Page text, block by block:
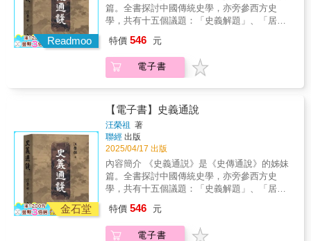
流長的古老共同體，而是透過各種文化符號、
歷史敘事、政治操作而被建構出來的。我們現
在看到的各民族歷史，都是在民族發明已經成
所以不可避免會忽略大量史料，轉而強調另一
批史料，透過重新改造比例感，為未來的人塑
造認知格局。在本書中，劉仲敬宏觀又犀利地
回答了鄉民各式各樣的提問，你會因此了解歷
史上的民族發明家是由哪些人組成，他們如何
找出形式，將「原材料」創造成「共同體」；
表面上如何製造意識形態與政治組織，實質上
又如何在關鍵時刻找到對的人來保衛社區。你
也會了解民族發明從歐洲萌發，最後如何傳播
到遠東；又如何從傳統的大一統主義發展到文
化民族主義，最後再發展出小民族主義並獲得
成功。【你說的中國是什麼中國？】「中國」
在先秦時代意指洛陽城及其周圍地區，此後
（尤其是漢魏以後）又多了第二個含義，指
Readmoo
篇。全書探討中國傳統史學，亦旁參西方史
學，共有十五個議題：「史義解題」、「居今
有專職」、「尺幅千里」、「馳騁古今」、
「實錄無隱」、「推果知因」、「疏通致
遠」、「彰善癉惡」、「會萃諸錄」、「經世
縱承而後踵事增華，不能如自然科學那般橫向
挪植。故對自西潮東漸以來，史學以西史為指
歸，將西方之新取代中國之舊，華夏史學因西
化而漸失主體性，詮釋之權往往旁落於外人，
以至於國人重外人所說，而外人下視國人所說
的窘境，感觸尤甚。 全書旁徵博引，比照西
學，深入闡述，彰顯中西史學的異同，以及中
國史學之特色與價值。
特價 546 元
電子書
金石堂
【電子書】史義通說
汪榮祖 著
聯經 出版
2025/04/17 出版
內容簡介 《史義通説》是《史傳通說》的姊妹
篇。全書探討中國傳統史學，亦旁參西方史
學，共有十五個議題：「史義解題」、「居今
有專職」、「尺幅千里」、「馳騁古今」、
「實錄無隱」、「推果知因」、「疏通致
遠」、「彰善癉惡」、「會萃諸錄」、「經世
特價 546 元
電子書